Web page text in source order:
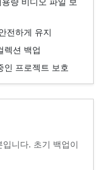
전하게 유지
렉션 백업
인 프로젝트 보호
니다. 초기 백업이